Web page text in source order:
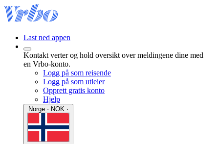
Last ned appen
Kontakt verter og hold oversikt over meldingene dine med
en Vrbo-konto.
Logg på som reisende
Logg på som utleier
Opprett gratis konto
Hjelp